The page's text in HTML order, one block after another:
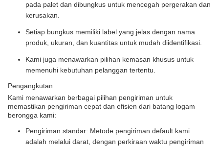
pada palet dan dibungkus untuk mencegah pergerakan dan
kerusakan.
Setiap bungkus memiliki label yang jelas dengan nama
produk, ukuran, dan kuantitas untuk mudah diidentifikasi.
Kami juga menawarkan pilihan kemasan khusus untuk
memenuhi kebutuhan pelanggan tertentu.
Pengangkutan
Kami menawarkan berbagai pilihan pengiriman untuk
memastikan pengiriman cepat dan efisien dari batang logam
berongga kami:
Pengiriman standar: Metode pengiriman default kami
adalah melalui darat, dengan perkiraan waktu pengiriman